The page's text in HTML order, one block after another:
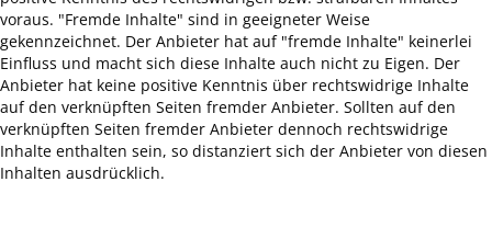
voraus. "Fremde Inhalte" sind in geeigneter Weise
gekennzeichnet. Der Anbieter hat auf "fremde Inhalte" keinerlei
Einfluss und macht sich diese Inhalte auch nicht zu Eigen. Der
Anbieter hat keine positive Kenntnis über rechtswidrige Inhalte
auf den verknüpften Seiten fremder Anbieter. Sollten auf den
verknüpften Seiten fremder Anbieter dennoch rechtswidrige
Inhalte enthalten sein, so distanziert sich der Anbieter von diesen
Inhalten ausdrücklich.